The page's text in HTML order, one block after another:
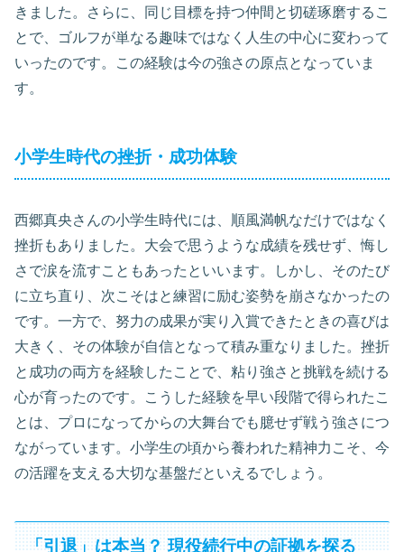
きました。さらに、同じ目標を持つ仲間と切磋琢磨するこ
とで、ゴルフが単なる趣味ではなく人生の中心に変わって
いったのです。この経験は今の強さの原点となっていま
す。
小学生時代の挫折・成功体験
西郷真央さんの小学生時代には、順風満帆なだけではなく
挫折もありました。大会で思うような成績を残せず、悔し
さで涙を流すこともあったといいます。しかし、そのたび
に立ち直り、次こそはと練習に励む姿勢を崩さなかったの
です。一方で、努力の成果が実り入賞できたときの喜びは
大きく、その体験が自信となって積み重なりました。挫折
と成功の両方を経験したことで、粘り強さと挑戦を続ける
心が育ったのです。こうした経験を早い段階で得られたこ
とは、プロになってからの大舞台でも臆せず戦う強さにつ
ながっています。小学生の頃から養われた精神力こそ、今
の活躍を支える大切な基盤だといえるでしょう。
「引退」は本当？ 現役続行中の証拠を探る